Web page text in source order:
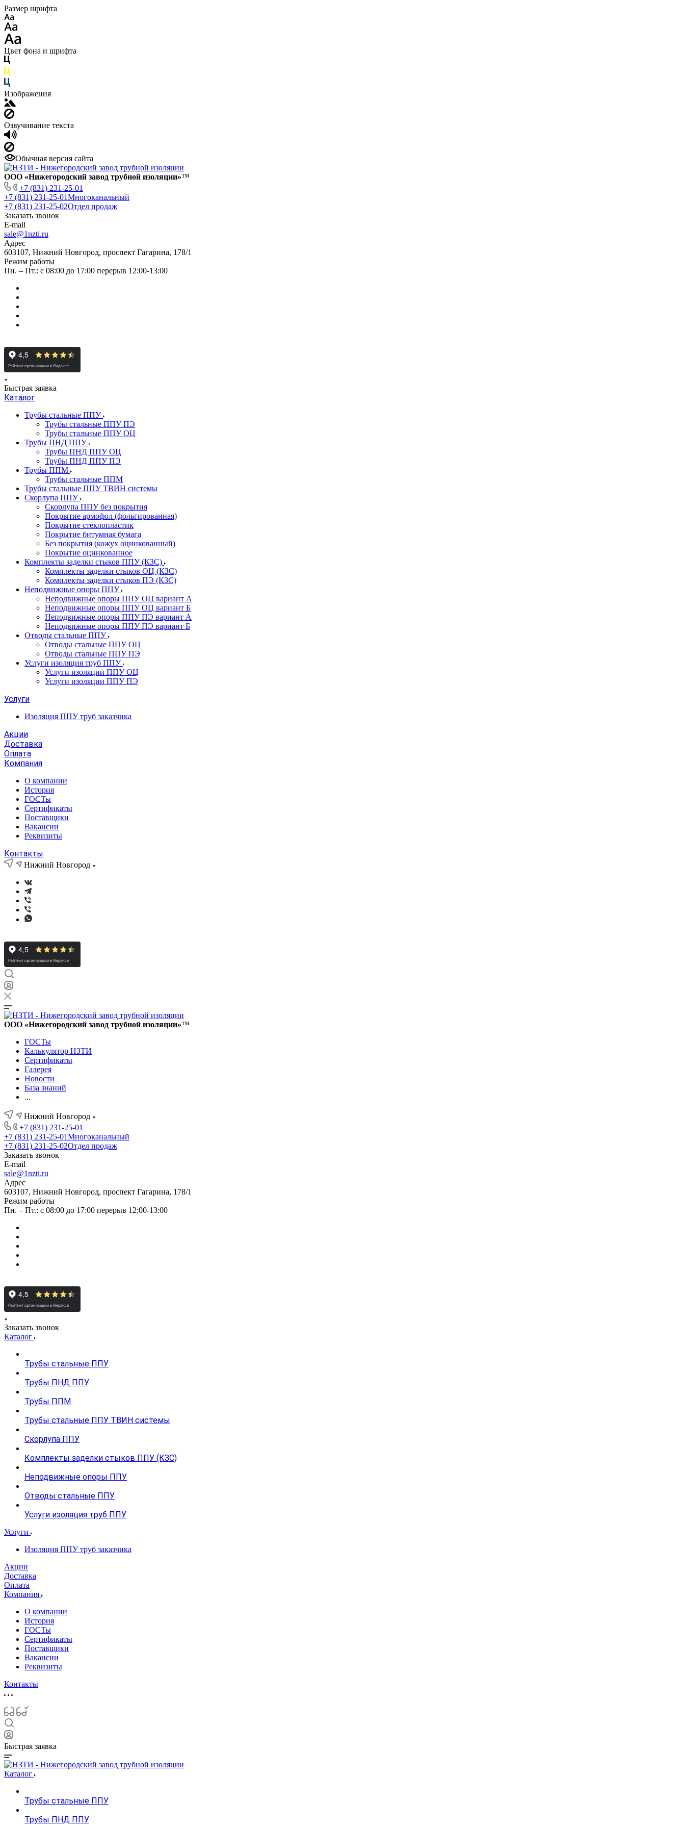
Размер шрифта
Цвет фона и шрифта
Изображения
Озвучивание текста
Обычная версия сайта
ООО «Нижегородский завод трубной изоляции»™
+7 (831) 231-25-01
+7 (831) 231-25-01Многоканальный
+7 (831) 231-25-02Отдел продаж
Заказать звонок
E-mail
sale@1nzti.ru
Адрес
603107, Нижний Новгород, проспект Гагарина, 178/1
Режим работы
Пн. – Пт.: с 08:00 до 17:00 перерыв 12:00-13:00
Быстрая заявка
Каталог
Трубы стальные ППУ
Трубы стальные ППУ ПЭ
Трубы стальные ППУ ОЦ
Трубы ПНД ППУ
Трубы ПНД ППУ ОЦ
Трубы ПНД ППУ ПЭ
Трубы ППМ
Трубы стальные ППМ
Трубы стальные ППУ ТВИН системы
Скорлупа ППУ
Скорлупа ППУ без покрытия
Покрытие армофол (фольгированная)
Покрытие стеклопластик
Покрытие битумная бумага
Без покрытия (кожух оцинкованный)
Покрытие оцинкованное
Комплекты заделки стыков ППУ (КЗС)
Комплекты заделки стыков ОЦ (КЗС)
Комплекты заделки стыков ПЭ (КЗС)
Неподвижные опоры ППУ
Неподвижные опоры ППУ ОЦ вариант А
Неподвижные опоры ППУ ОЦ вариант Б
Неподвижные опоры ППУ ПЭ вариант А
Неподвижные опоры ППУ ПЭ вариант Б
Отводы стальные ППУ
Отводы стальные ППУ ОЦ
Отводы стальные ППУ ПЭ
Услуги изоляция труб ППУ
Услуги изоляции ППУ ОЦ
Услуги изоляции ППУ ПЭ
Услуги
Изоляция ППУ труб заказчика
Акции
Доставка
Оплата
Компания
О компании
История
ГОСТы
Сертификаты
Поставщики
Вакансии
Реквизиты
Контакты
Нижний Новгород
ООО «Нижегородский завод трубной изоляции»™
ГОСТы
Калькулятор НЗТИ
Сертификаты
Галерея
Новости
База знаний
...
Нижний Новгород
+7 (831) 231-25-01
+7 (831) 231-25-01Многоканальный
+7 (831) 231-25-02Отдел продаж
Заказать звонок
E-mail
sale@1nzti.ru
Адрес
603107, Нижний Новгород, проспект Гагарина, 178/1
Режим работы
Пн. – Пт.: с 08:00 до 17:00 перерыв 12:00-13:00
Заказать звонок
Каталог
Трубы стальные ППУ
Трубы ПНД ППУ
Трубы ППМ
Трубы стальные ППУ ТВИН системы
Скорлупа ППУ
Комплекты заделки стыков ППУ (КЗС)
Неподвижные опоры ППУ
Отводы стальные ППУ
Услуги изоляция труб ППУ
Услуги
Изоляция ППУ труб заказчика
Акции
Доставка
Оплата
Компания
О компании
История
ГОСТы
Сертификаты
Поставщики
Вакансии
Реквизиты
Контакты
Быстрая заявка
Каталог
Трубы стальные ППУ
Трубы ПНД ППУ